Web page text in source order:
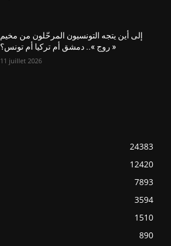
إلى أين يتجه التونسيون المرحّلون من مخيم
« روج ».. دمشق أم تركيا أم تونس؟
11 juillet 2026
24383
12420
7893
3594
1510
890